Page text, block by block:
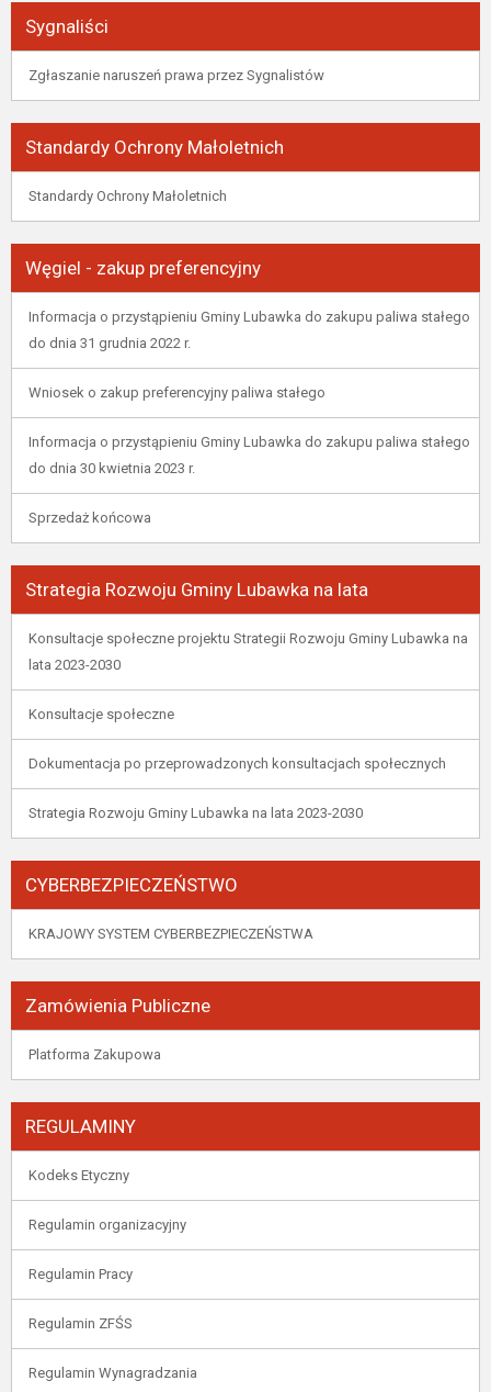
Sygnaliści
Zgłaszanie naruszeń prawa przez Sygnalistów
Standardy Ochrony Małoletnich
Standardy Ochrony Małoletnich
Węgiel - zakup preferencyjny
Informacja o przystąpieniu Gminy Lubawka do zakupu paliwa stałego
do dnia 31 grudnia 2022 r.
Wniosek o zakup preferencyjny paliwa stałego
Informacja o przystąpieniu Gminy Lubawka do zakupu paliwa stałego
do dnia 30 kwietnia 2023 r.
Sprzedaż końcowa
Strategia Rozwoju Gminy Lubawka na lata
Konsultacje społeczne projektu Strategii Rozwoju Gminy Lubawka na
lata 2023-2030
Konsultacje społeczne
Dokumentacja po przeprowadzonych konsultacjach społecznych
Strategia Rozwoju Gminy Lubawka na lata 2023-2030
CYBERBEZPIECZEŃSTWO
KRAJOWY SYSTEM CYBERBEZPIECZEŃSTWA
Zamówienia Publiczne
Platforma Zakupowa
REGULAMINY
Kodeks Etyczny
Regulamin organizacyjny
Regulamin Pracy
Regulamin ZFŚS
Regulamin Wynagradzania